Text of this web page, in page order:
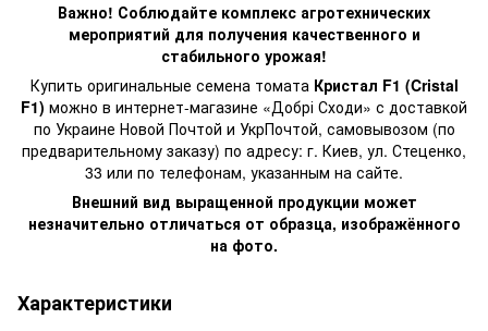
Важно! Соблюдайте комплекс агротехнических
мероприятий для получения качественного и
стабильного урожая!
Купить оригинальные семена томата Кристал F1 (Cristal
F1) можно в интернет-магазине «Добрі Сходи» с доставкой
по Украине Новой Почтой и УкрПочтой, самовывозом (по
предварительному заказу) по адресу: г. Киев, ул. Стеценко,
33 или по телефонам, указанным на сайте.
Внешний вид выращенной продукции может
незначительно отличаться от образца, изображённого
на фото.
Характеристики